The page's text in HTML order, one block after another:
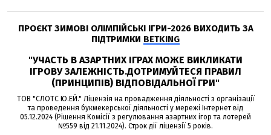
ПРОЄКТ ЗИМОВІ ОЛІМПІЙСЬКІ ІГРИ-2026 ВИХОДИТЬ ЗА
ПІДТРИМКИ BETKING
"УЧАСТЬ В АЗАРТНИХ ІГРАХ МОЖЕ ВИКЛИКАТИ
ІГРОВУ ЗАЛЕЖНІСТЬ.ДОТРИМУЙТЕСЯ ПРАВИЛ
(ПРИНЦИПІВ) ВІДПОВІДАЛЬНОЇ ГРИ"
ТОВ "СЛОТС Ю.ЕЙ." Ліцензія на провадження діяльності з організації
та проведення букмекерської діяльності у мережі Інтернет від
05.12.2024 (Рішення Комісії з регулювання азартних ігор та лотерей
№559 від 21.11.2024). Строк дії ліцензії 5 років.